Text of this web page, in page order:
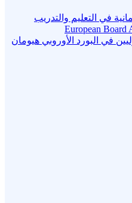
في التعليم والتدريب
في البورد الأوروبي هيومان